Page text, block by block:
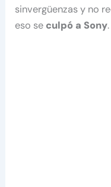
sinvergüenzas y no
eso se culpó a Sony.